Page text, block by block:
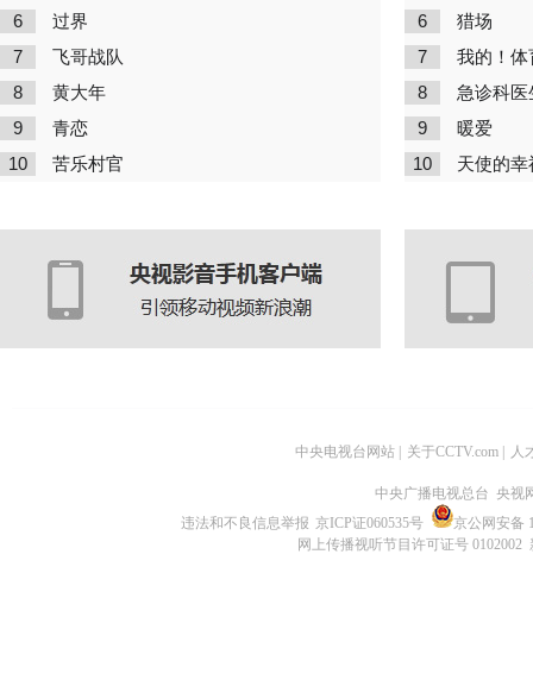
6 过界
7 飞哥战队
8 黄大年
9 青恋
10 苦乐村官
6 猎场
7 我的！体
8 急诊科医
9 暖爱
10 天使的幸
中央电视台网站 关于CCTV.com 人
中央广播电视总台 央视
违法和不良信息举报 京ICP证060535号
京公网安备
网上传播视听节目许可证号 0102002